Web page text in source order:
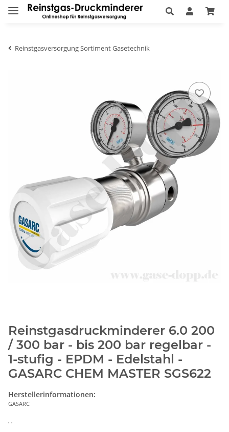
Reinstgasversorgung Sortiment Gasetechnik
Reinstgasdruckminderer 6.0 200
/ 300 bar - bis 200 bar regelbar -
1-stufig - EPDM - Edelstahl -
GASARC CHEM MASTER SGS622
Herstellerinformationen:
GASARC